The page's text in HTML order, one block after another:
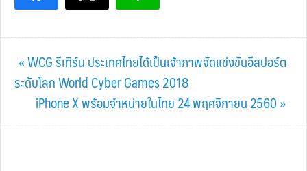
Previous
Post:
« WCG รีเทิร์น ประเทศไทยได้เป็นเจ้าภาพจัดแข่งขันอีสปอร์ต
ระดับโลก World Cyber Games 2018
Next
Post:
iPhone X พร้อมจำหน่ายในไทย 24 พฤศจิกายน 2560 »